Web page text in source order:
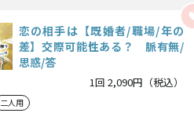
恋の相手は【既婚者/職場/年の
差】交際可能性ある？ 脈有無/
思惑/答
1回 2,090円（税込）
二人用